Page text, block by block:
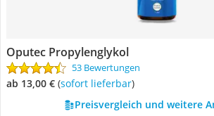
Oputec Propylenglykol
53 Bewertungen
ab 13,00 € ( Sofort lieferbar)
Preisvergleich und weitere